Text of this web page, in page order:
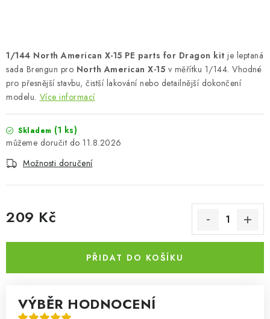
O nás Moje objednávka Kontakty
Doprava a platba
Obchodní podmínky
Podmínky ochrany osobních údajů
Reklamační řád
Velkoobchod (B2B)
FAQ
Výstavy 2026
1/144 North American X-15 PE parts for Dragon kit je leptaná
sada Brengun pro North American X-15 v měřítku 1/144. Vhodné
pro přesnější stavbu, čistší lakování nebo detailnější dokončení
modelu. Více informací
Skladem (1 ks)
11.8.2026
Možnosti doručení
209 Kč
PŘIDAT DO KOŠÍKU
VÝBĚR HODNOCENÍ